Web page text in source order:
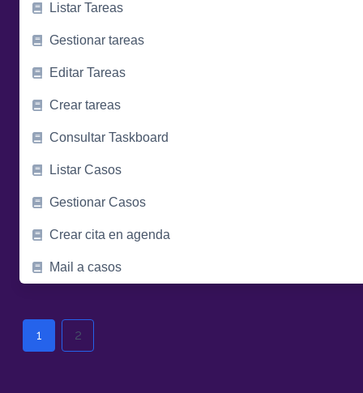
Listar Tareas
Gestionar tareas
Editar Tareas
Crear tareas
Consultar Taskboard
Listar Casos
Gestionar Casos
Crear cita en agenda
Mail a casos
navigation
1 2